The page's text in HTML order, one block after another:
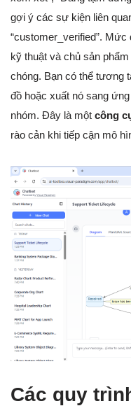
gợi ý các sự kiện liên
“customer_verified”.
kỹ thuật và chủ sản
chóng. Bạn có thể tương
đồ hoặc xuất nó sang
nhóm. Đây là một công
rào cản khi tiếp cận mô
Các quy